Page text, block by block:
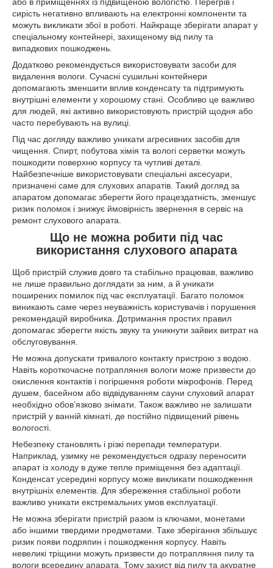
або в приміщеннях із підвищеною вологістю. Перегрів і
сирість негативно впливають на електронні компоненти та
можуть викликати збої в роботі. Найкраще зберігати апарат у
спеціальному контейнері, захищеному від пилу та
випадкових пошкоджень.
Додатково рекомендується використовувати засоби для
видалення вологи. Сучасні сушильні контейнери
допомагають зменшити вплив конденсату та підтримують
внутрішні елементи у хорошому стані. Особливо це важливо
для людей, які активно використовують пристрій щодня або
часто перебувають на вулиці.
Під час догляду важливо уникати агресивних засобів для
чищення. Спирт, побутова хімія та вологі серветки можуть
пошкодити поверхню корпусу та чутливі деталі.
Найбезпечніше використовувати спеціальні аксесуари,
призначені саме для слухових апаратів. Такий догляд за
апаратом допомагає зберегти його працездатність, зменшує
ризик поломок і знижує ймовірність звернення в сервіс на
ремонт слухового апарата.
Що не можна робити під час
використання слухового апарата
Щоб пристрій служив довго та стабільно працював, важливо
не лише правильно доглядати за ним, а й уникати
поширених помилок під час експлуатації. Багато поломок
виникають саме через неуважність користувачів і порушення
рекомендацій виробника. Дотримання простих правил
допомагає зберегти якість звуку та уникнути зайвих витрат на
обслуговування.
Не можна допускати тривалого контакту пристрою з водою.
Навіть короткочасне потрапляння вологи може призвести до
окислення контактів і погіршення роботи мікрофонів. Перед
душем, басейном або відвідуванням сауни слуховий апарат
необхідно обов’язково знімати. Також важливо не залишати
пристрій у ванній кімнаті, де постійно підвищений рівень
вологості.
Небезпеку становлять і різкі перепади температури.
Наприклад, узимку не рекомендується одразу переносити
апарат із холоду в дуже тепле приміщення без адаптації.
Конденсат усередині корпусу може викликати пошкодження
внутрішніх елементів. Для збереження стабільної роботи
важливо уникати екстремальних умов експлуатації.
Не можна зберігати пристрій разом із ключами, монетами
або іншими твердими предметами. Таке зберігання збільшує
ризик появи подряпин і пошкодження корпусу. Навіть
невеликі тріщини можуть призвести до потрапляння пилу та
вологи всередину апарата. Тому захист від пилу та акуратне